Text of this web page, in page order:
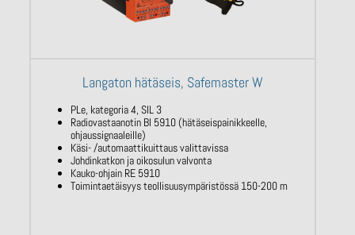
Langaton hätäseis, Safemaster W
PLe, kategoria 4, SIL 3
Radiovastaanotin BI 5910 (hätäseispainikkeelle,
ohjaussignaaleille)
Käsi- /automaattikuittaus valittavissa
Johdinkatkon ja oikosulun valvonta
Kauko-ohjain RE 5910
Toimintaetäisyys teollisuusympäristössä 150-200 m